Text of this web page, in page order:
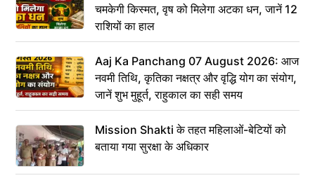
चमकेगी किस्मत, वृष को मिलेगा अटका धन, जानें 12
राशियों का हाल
Aaj Ka Panchang 07 August 2026: आज
नवमी तिथि, कृतिका नक्षत्र और वृद्धि योग का संयोग,
जानें शुभ मुहूर्त, राहुकाल का सही समय
Mission Shakti के तहत महिलाओं-बेटियों को
बताया गया सुरक्षा के अधिकार